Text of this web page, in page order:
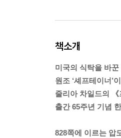
책소개
미국의 식탁을 바꾼
원조 ‘셰프테이너’
줄리아 차일드의 《
출간 65주년 기념
828쪽에 이르는 압